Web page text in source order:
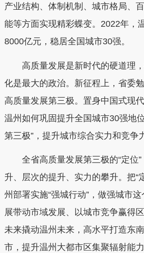
产业结构、体制机制、城市格局、
能等方面实现精彩蝶变。2022年，
8000亿元，稳居全国城市30强。
高质量发展是新时代的硬道理
化是最大的政治。新征程上，省委
高质量发展第三极。置身中国式现
温州如何巩固提升全国城市30强地
第三极”，提升城市综合实力和竞争
全省高质量发展第三极的“定位
升、层次的提升、实力的攀升。把“
州部署实施“强城行动”，做强城市
展带动市域发展、以城市竞争赢得
未来撬动温州未来，高水平打造东
市，提升温州大都市区集聚辐射能力